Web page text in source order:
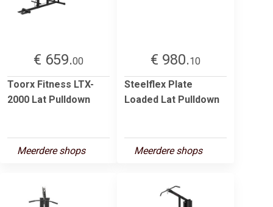
€ 659.00
Toorx Fitness LTX-
2000 Lat Pulldown
Meerdere shops
€ 980.10
Steelflex Plate
Loaded Lat Pulldown
Meerdere shops